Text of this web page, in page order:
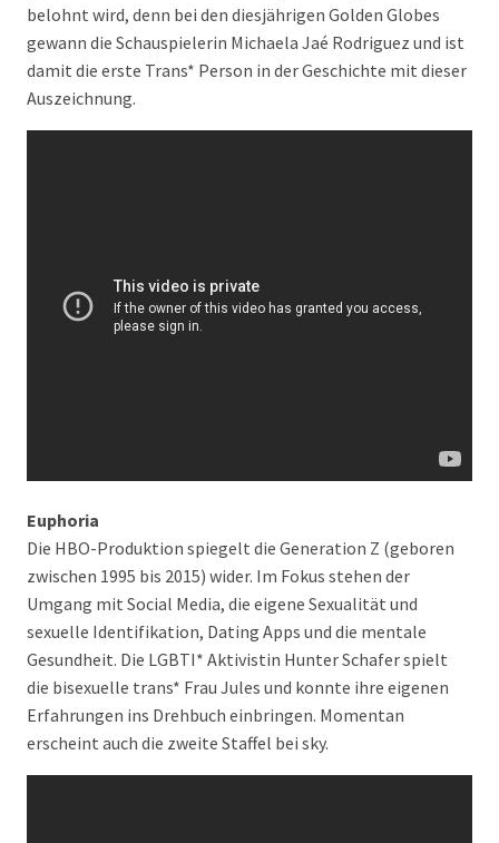
belohnt wird, denn bei den diesjährigen Golden Globes
gewann die Schauspielerin Michaela Jaé Rodriguez und ist
damit die erste Trans* Person in der Geschichte mit dieser
Auszeichnung.
Euphoria
Die HBO-Produktion spiegelt die Generation Z (geboren
zwischen 1995 bis 2015) wider. Im Fokus stehen der
Umgang mit Social Media, die eigene Sexualität und
sexuelle Identifikation, Dating Apps und die mentale
Gesundheit. Die LGBTI* Aktivistin Hunter Schafer spielt
die bisexuelle trans* Frau Jules und konnte ihre eigenen
Erfahrungen ins Drehbuch einbringen. Momentan
erscheint auch die zweite Staffel bei sky.